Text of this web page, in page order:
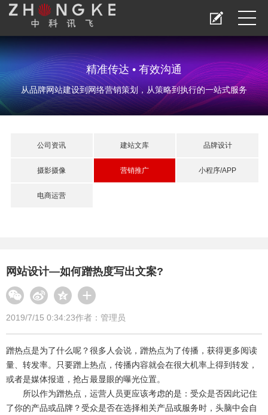
精准传达 • 有效沟通
从品牌网站建设到网络营销策划，从策略到执行的一站式服务
公司资讯 建站文库 品牌设计
摄影摄像 营销推广 小程序/APP
电商运营
网站设计—如何蹭热度写出文案?
作者：管理员
2019/7/15 0:34:23
蹭热点是为了什么呢？很多人会说，蹭热点为了传播，获得更多阅读
量、转发率。只要蹭上热点，传播内容就会在很大机率上得到转发，
或者是媒体报道，抢占最显眼的曝光位置。
所以作为蹭热点，运营人员更应该考虑的是：受众是否因此记住
了你的产品或品牌？受众是否在选择相关产品或服务时，头脑中会自